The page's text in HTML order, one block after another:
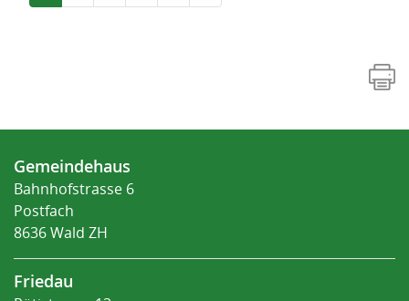
Fusszeile
Gemeindehaus
Bahnhofstrasse 6
Postfach
8636 Wald ZH
Friedau